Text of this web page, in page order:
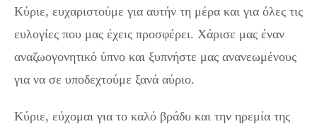
Κύριε, ευχαριστούμε για αυτήν τη μέρα και για όλες τις
ευλογίες που μας έχεις προσφέρει. Χάρισε μας έναν
αναζωογονητικό ύπνο και ξυπνήστε μας ανανεωμένους
για να σε υποδεχτούμε ξανά αύριο.
Κύριε, εύχομαι για το καλό βράδυ και την ηρεμία της